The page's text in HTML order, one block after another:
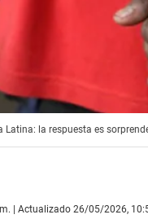
la respuesta es
| Actualizado 26/05/2026,